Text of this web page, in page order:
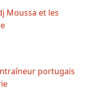
Moussa et les
portugais